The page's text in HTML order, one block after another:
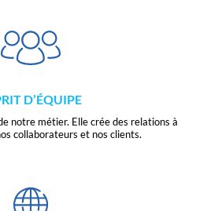
D’ÉQUIPE
notre métier. Elle crée des relations à
collaborateurs et nos clients.